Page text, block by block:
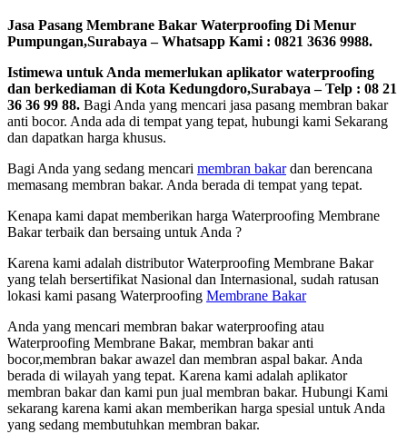
Jasa Pasang Membrane Bakar Waterproofing Di Menur
Pumpungan,Surabaya – Whatsapp Kami : 0821 3636 9988.
Istimewa untuk Anda memerlukan aplikator waterproofing
dan berkediaman di Kota Kedungdoro,Surabaya – Telp : 08 21
36 36 99 88. Bagi Anda yang mencari jasa pasang membran bakar
anti bocor. Anda ada di tempat yang tepat, hubungi kami Sekarang
dan dapatkan harga khusus.
Bagi Anda yang sedang mencari membran bakardan berencana
memasang membran bakar. Anda berada di tempat yang tepat.
Kenapa kami dapat memberikan harga Waterproofing Membrane
Bakar terbaik dan bersaing untuk Anda ?
Karena kami adalah distributor Waterproofing Membrane Bakar
yang telah bersertifikat Nasional dan Internasional, sudah ratusan
lokasi kami pasang Waterproofing Membrane Bakar
Anda yang mencari membran bakar waterproofing atau
Waterproofing Membrane Bakar, membran bakar anti
bocor,membran bakar awazel dan membran aspal bakar. Anda
berada di wilayah yang tepat. Karena kami adalah aplikator
membran bakar dan kami pun jual membran bakar. Hubungi Kami
sekarang karena kami akan memberikan harga spesial untuk Anda
yang sedang membutuhkan membran bakar.